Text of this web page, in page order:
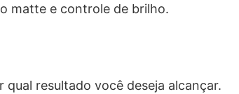
matte e controle de brilho.
resultado você deseja alcançar.